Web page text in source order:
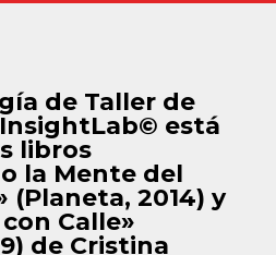
de Taller de
está
libros
la Mente del
(Planeta, 2014) y
Calle»
de Cristina